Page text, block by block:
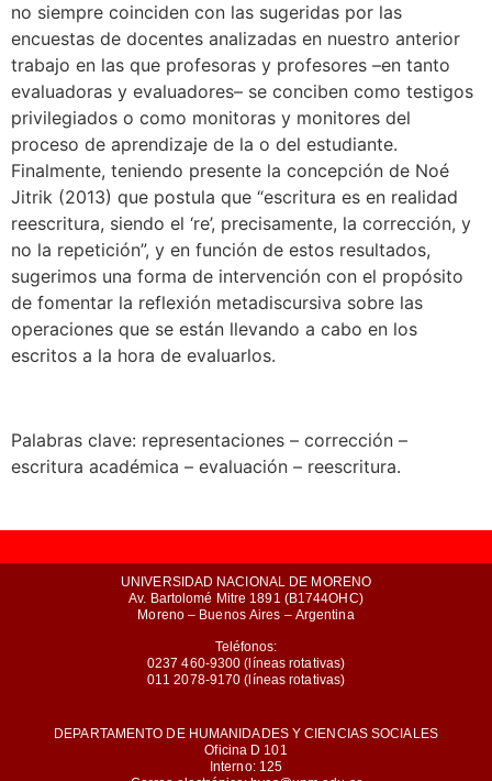
no siempre coinciden con las sugeridas por las
encuestas de docentes analizadas en nuestro anterior
trabajo en las que profesoras y profesores –en tanto
evaluadoras y evaluadores– se conciben como testigos
privilegiados o como monitoras y monitores del
proceso de aprendizaje de la o del estudiante.
Finalmente, teniendo presente la concepción de Noé
Jitrik (2013) que postula que “escritura es en realidad
reescritura, siendo el ‘re’, precisamente, la corrección, y
no la repetición”, y en función de estos resultados,
sugerimos una forma de intervención con el propósito
de fomentar la reflexión metadiscursiva sobre las
operaciones que se están llevando a cabo en los
escritos a la hora de evaluarlos.
Palabras clave: representaciones – corrección –
escritura académica – evaluación – reescritura.
UNIVERSIDAD NACIONAL DE MORENO
Av. Bartolomé Mitre 1891 (B1744OHC)
Moreno – Buenos Aires – Argentina
Teléfonos:
0237 460-9300 (líneas rotativas)
011 2078-9170 (líneas rotativas)
DEPARTAMENTO DE HUMANIDADES Y CIENCIAS SOCIALES
Oficina D 101
Interno: 125